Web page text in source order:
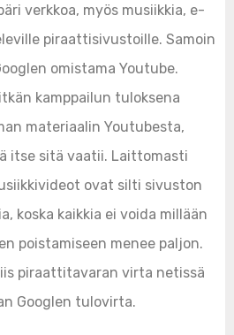
verkkoa, myös musiikkia, e-
piraattisivustoille. Samoin
omistama Youtube.
kamppailun tuloksena
materiaalin Youtubesta,
itse sitä vaatii. Laittomasti
ovat silti sivuston
koska kaikkia ei voida millään
poistamiseen menee paljon.
piraattitavaran virta netissä
Googlen tulovirta.